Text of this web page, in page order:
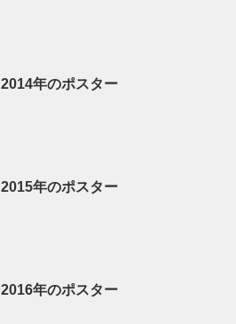
2014年のポスター
2015年のポスター
2016年のポスター